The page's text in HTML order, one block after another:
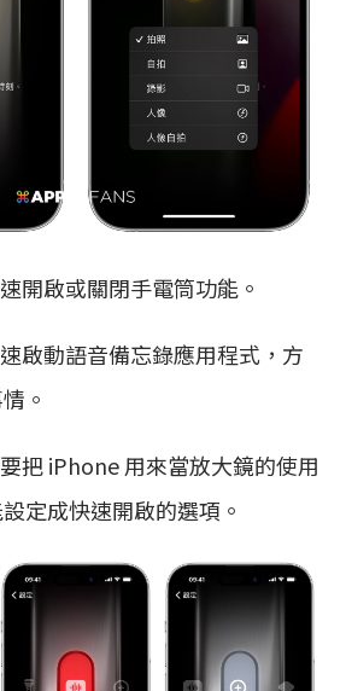
開啟或關閉手電筒功能。
速啟動語音備忘錄應用程式，方
。
要把 iPhone 用來當放大鏡的使用
定成快速開啟的選項。